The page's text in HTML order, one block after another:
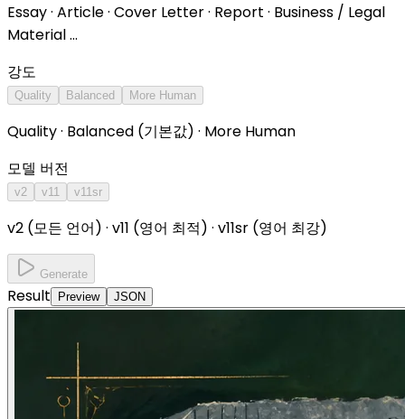
Essay · Article · Cover Letter · Report · Business / Legal
Material …
강도
Quality Balanced More Human
Quality · Balanced (기본값) · More Human
모델 버전
v2 v11 v11sr
v2 (모든 언어) · v11 (영어 최적) · v11sr (영어 최강)
Generate
Result Preview JSON